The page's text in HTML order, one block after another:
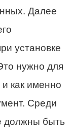
Далее
установке
нужно для
и как именно
Среди
должны быть